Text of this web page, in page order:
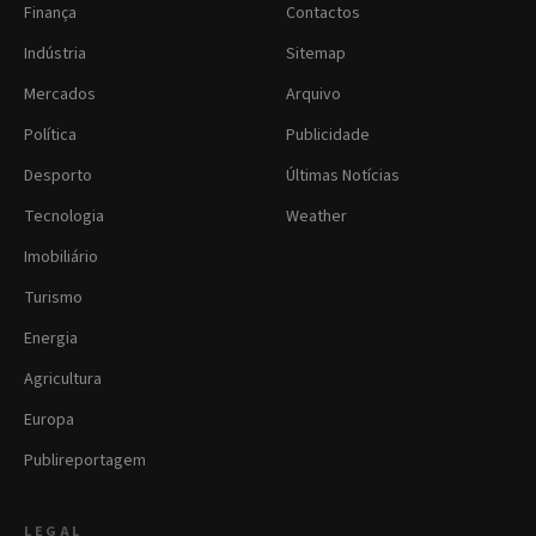
Finança
Indústria
Mercados
Política
Desporto
Tecnologia
Imobiliário
Turismo
Energia
Agricultura
Europa
Publireportagem
Contactos
Sitemap
Arquivo
Publicidade
Últimas Notícias
Weather
LEGAL